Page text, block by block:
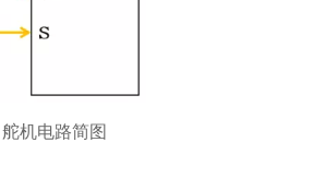
舵机电路简图